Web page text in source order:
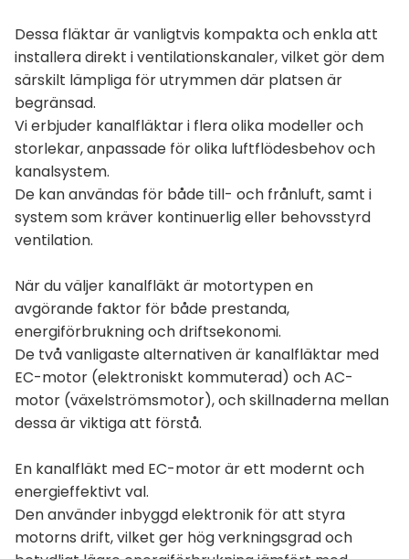
Dessa fläktar är vanligtvis kompakta och enkla att
installera direkt i ventilationskanaler, vilket gör dem
särskilt lämpliga för utrymmen där platsen är
begränsad.
Vi erbjuder kanalfläktar i flera olika modeller och
storlekar, anpassade för olika luftflödesbehov och
kanalsystem.
De kan användas för både till- och frånluft, samt i
system som kräver kontinuerlig eller behovsstyrd
ventilation.
När du väljer kanalfläkt är motortypen en
avgörande faktor för både prestanda,
energiförbrukning och driftsekonomi.
De två vanligaste alternativen är kanalfläktar med
EC-motor (elektroniskt kommuterad) och AC-
motor (växelströmsmotor), och skillnaderna mellan
dessa är viktiga att förstå.
En kanalfläkt med EC-motor är ett modernt och
energieffektivt val.
Den använder inbyggd elektronik för att styra
motorns drift, vilket ger hög verkningsgrad och